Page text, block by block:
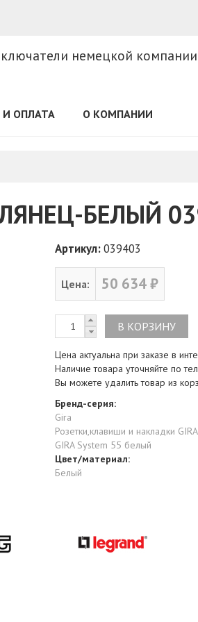
немецкой компании
ОПЛАТА О КОМПАНИИ
БЕЛЫЙ
Артикул:039403
Цена: 50 634 ₽
Цена актуальна при заказе в
Наличие товара уточняйте по
Вы можете удалить товар из
Бренд-серия:
Gira
Розетки,клавиши и накладки
GIRA System 55 белый
Цвет/материал:
Белый